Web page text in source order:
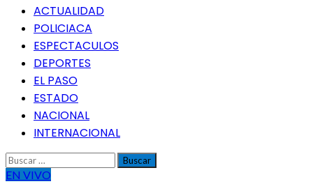
Menú
principal
ACTUALIDAD
POLICIACA
ESPECTACULOS
DEPORTES
EL PASO
ESTADO
NACIONAL
INTERNACIONAL
Buscar:
EN VIVO